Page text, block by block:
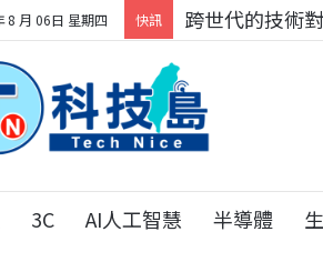
8 月 06日 星期四 快訊 跨世代的技術
3C AI人工智慧 半導體